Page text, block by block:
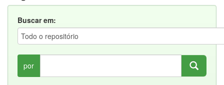
Buscar em:
por